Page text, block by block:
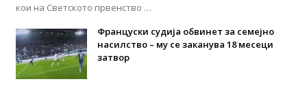
кои на Светското првенство …
Француски судија обвинет за семејно
насилство – му се заканува 18 месеци
затвор